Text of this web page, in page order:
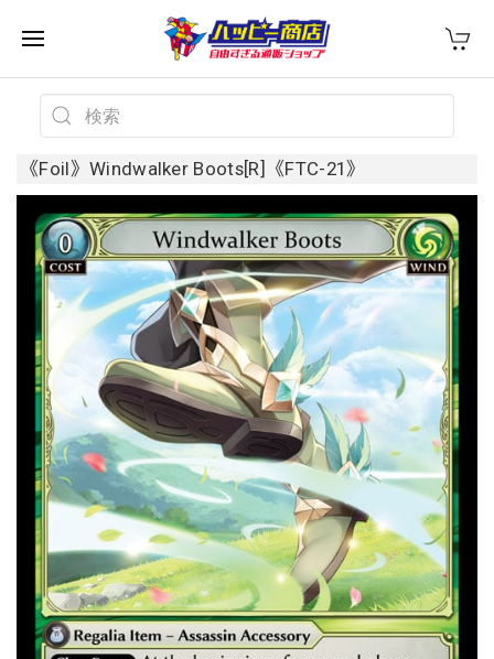
《Foil》Windwalker Boots[R]《FTC-21》